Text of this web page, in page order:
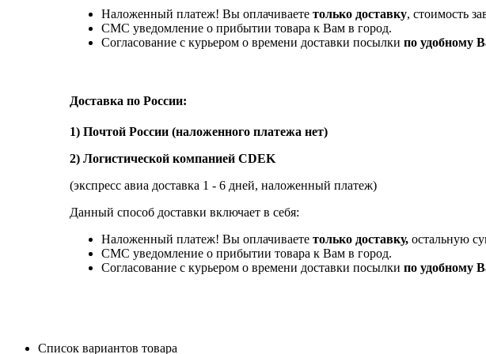
Наложенный платеж! Вы оплачиваете только доставку, стоимость
СМС уведомление о прибытии товара к Вам в город.
Согласование с курьером о времени доставки посылки по удобному
Доставка по России:
1) Почтой России (наложенного платежа нет)
2) Логистической компанией CDEK
(экспресс авиа доставка 1 - 6 дней, наложенный платеж)
Данный способ доставки включает в себя:
Наложенный платеж! Вы оплачиваете только доставку, остальную
СМС уведомление о прибытии товара к Вам в город.
Согласование с курьером о времени доставки посылки по удобному
Список вариантов товара